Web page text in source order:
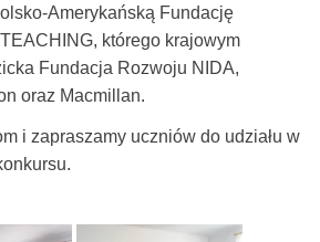
Amerykańską Fundację
którego krajowym
Fundacja Rozwoju NIDA,
oraz Macmillan.
i zapraszamy uczniów do udziału w